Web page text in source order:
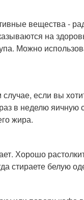
вещества -
на
Можно
если вы
в неделю яичную
жира.
Хорошо
стираете белую